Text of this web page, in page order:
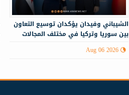
الشيباني وفيدان يؤكدان توسيع التعاون
بين سوريا وتركيا في مختلف المجالات
Aug 06 2026